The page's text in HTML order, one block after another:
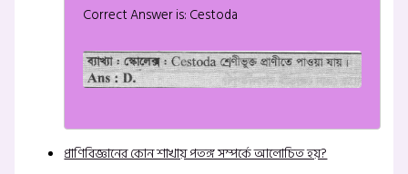
Correct Answer is: Cestoda
প্রাণিবিজ্ঞানের কোন শাখায় পতঙ্গ সম্পর্কে আলোচিত হয়?